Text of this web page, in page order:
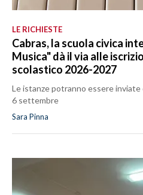
LE RICHIESTE
Cabras, la scuola civica
Musica" dà il via alle
scolastico 2026-2027
Le istanze potranno essere
6 settembre
Sara Pinna